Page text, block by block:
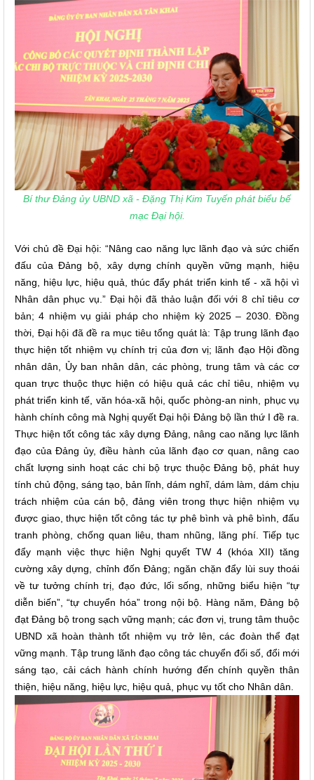
Bí thư Đảng ủy UBND xã - Đặng Thị Kim Tuyến phát biểu bế
mạc Đại hội.
Với chủ đề Đại hội: “Nâng cao năng lực lãnh đạo và sức chiến
đấu của Đảng bộ, xây dựng chính quyền vững mạnh, hiệu
năng, hiệu lực, hiệu quả, thúc đẩy phát triển kinh tế - xã hội vì
Nhân dân phục vụ. ” Đại hội đã thảo luận đối với 8 chỉ tiêu cơ
bản; 4 nhiệm vụ giải pháp cho nhiệm kỳ 2025 – 2030. Đồng
thời, Đại hội đã đề ra mục tiêu tổng quát là: Tập trung lãnh đạo
thực hiện tốt nhiệm vụ chính trị của đơn vị; lãnh đạo Hội đồng
nhân dân, Ủy ban nhân dân, các phòng, trung tâm và các cơ
quan trực thuộc thực hiện có hiệu quả các chỉ tiêu, nhiệm vụ
phát triển kinh tế, văn hóa-xã hội, quốc phòng-an ninh, phục vụ
hành chính công mà Nghị quyết Đại hội Đảng bộ lần thứ I đề ra.
Thực hiện tốt công tác xây dựng Đảng, nâng cao năng lực lãnh
đạo của Đảng ủy, điều hành của lãnh đạo cơ quan, nâng cao
chất lượng sinh hoạt các chi bộ trực thuộc Đảng bộ, phát huy
tính chủ động, sáng tạo, bản lĩnh, dám nghĩ, dám làm, dám chịu
trách nhiệm của cán bộ, đảng viên trong thực hiện nhiệm vụ
được giao, thực hiện tốt công tác tự phê bình và phê bình, đấu
tranh phòng, chống quan liêu, tham nhũng, lãng phí. Tiếp tục
đẩy mạnh việc thực hiện Nghị quyết TW 4 (khóa XII) tăng
cường xây dựng, chỉnh đốn Đảng; ngăn chặn đẩy lùi suy thoái
về tư tưởng chính trị, đạo đức, lối sống, những biểu hiện “tự
diễn biến”, “tự chuyển hóa” trong nội bộ. Hàng năm, Đảng bộ
đạt Đảng bộ trong sạch vững mạnh; các đơn vị, trung tâm thuộc
UBND xã hoàn thành tốt nhiệm vụ trở lên, các đoàn thể đạt
vững mạnh. Tập trung lãnh đạo công tác chuyển đổi số, đổi mới
sáng tạo, cải cách hành chính hướng đến chính quyền thân
thiện, hiệu năng, hiệu lực, hiệu quả, phục vụ tốt cho Nhân dân